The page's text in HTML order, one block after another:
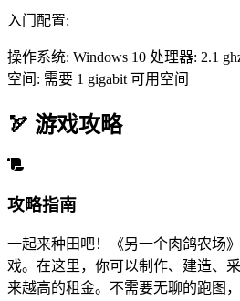
入门配置:
操作系统: Windows 10 处理器: 2.1
空间: 需要 1 gigabit 可用空间
🏹 游戏攻略
攻略指南
一起来种田吧！《另一个肉鸽农场
戏。在这里，你可以制作、建造、
来越高的租金。不需要无聊的跑图